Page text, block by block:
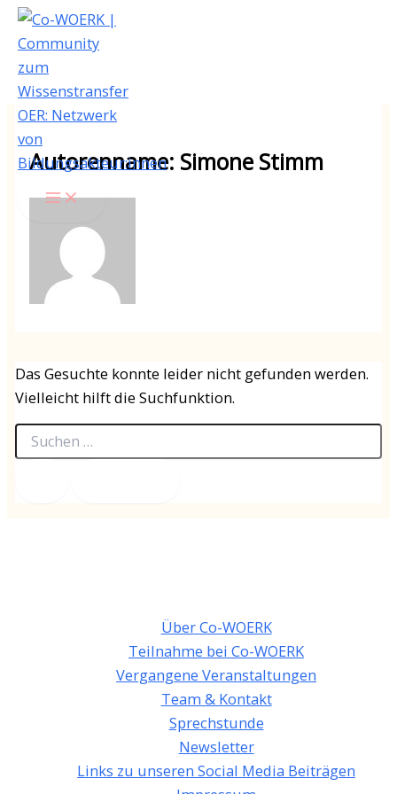
Zum
Inhalt
springen
Autorenname: Simone Stimm
Das Gesuchte konnte leider nicht gefunden werden.
Vielleicht hilft die Suchfunktion.
Suchen
nach:
Über Co-WOERK
Teilnahme bei Co-WOERK
Vergangene Veranstaltungen
Team & Kontakt
Sprechstunde
Newsletter
Links zu unseren Social Media Beiträgen